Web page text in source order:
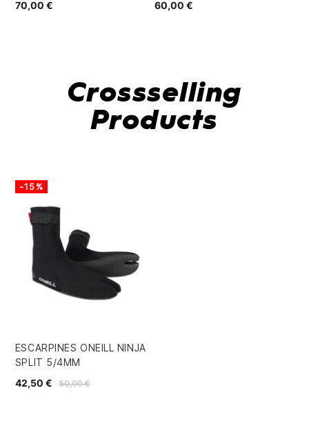
70,00 € 60,00 €
Crossselling
Products
ESCARPINES ONEILL NINJA
SPLIT 5/4MM
50,00 €
42,50 €
-15%